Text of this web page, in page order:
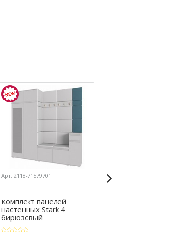
Арт.:2118-71579701
Комплект панелей
настенных Stark 4
бирюзовый
Арт.:2118-71579689